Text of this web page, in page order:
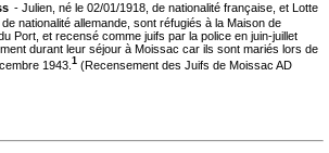
- Julien, né le 02/01/1918, de nationalité française, et Lotte
nationalité allemande, sont réfugiés à la Maison de
Port, et recensé comme juifs par la police en juin-juillet
durant leur séjour à Moissac car ils sont mariés lors de
1943. 1 (Recensement des Juifs de Moissac AD